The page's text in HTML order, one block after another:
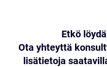
Etkö
Ota yhteyttä
lisätietoja